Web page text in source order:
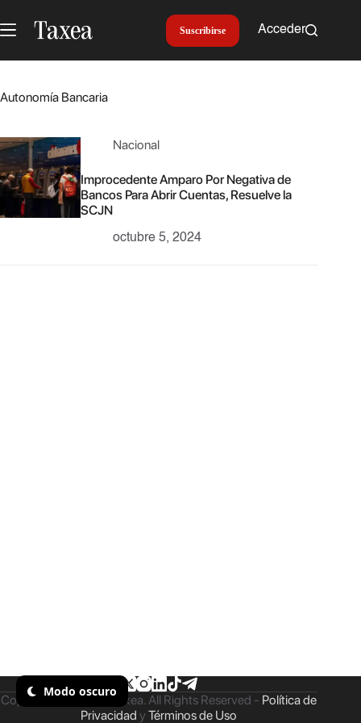
al
contenido
Suscribirse Acceder
Autonomía Bancaria
Nacional
Improcedente Amparo Por Negativa de
Bancos Para Abrir Cuentas, Resuelve la
SCJN
octubre 5, 2024
Copyright © 2026 - Taxea. All Rights Reserved - Política de
Privacidad yTérminos de Uso
Modo oscuro